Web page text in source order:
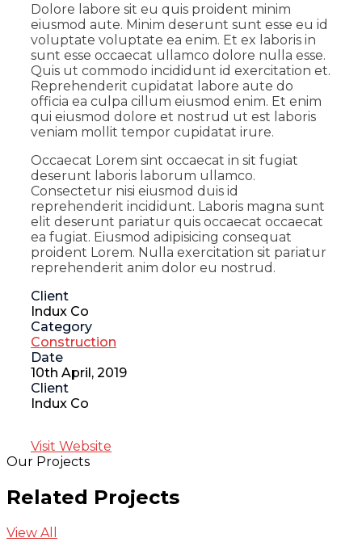
Dolore labore sit eu quis proident minim
eiusmod aute. Minim deserunt sunt esse eu id
voluptate voluptate ea enim. Et ex laboris in
sunt esse occaecat ullamco dolore nulla esse.
Quis ut commodo incididunt id exercitation et.
Reprehenderit cupidatat labore aute do
officia ea culpa cillum eiusmod enim. Et enim
qui eiusmod dolore et nostrud ut est laboris
veniam mollit tempor cupidatat irure.
Occaecat Lorem sint occaecat in sit fugiat
deserunt laboris laborum ullamco.
Consectetur nisi eiusmod duis id
reprehenderit incididunt. Laboris magna sunt
elit deserunt pariatur quis occaecat occaecat
ea fugiat. Eiusmod adipisicing consequat
proident Lorem. Nulla exercitation sit pariatur
reprehenderit anim dolor eu nostrud.
Client
Indux Co
Category
Construction
Date
10th April, 2019
Client
Indux Co
Visit Website
Our Projects
Related Projects
View All